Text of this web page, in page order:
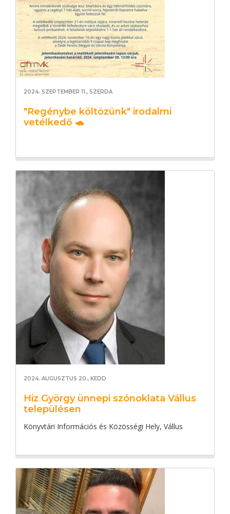
2024. SZEPTEMBER 11., SZERDA
"Regénybe költözünk" irodalmi
vetélkedő 🐢
2024. AUGUSZTUS 20., KEDD
Hiz György ünnepi szónoklata Vállus
településen
Könyvtári Információs és Közösségi Hely, Vállus